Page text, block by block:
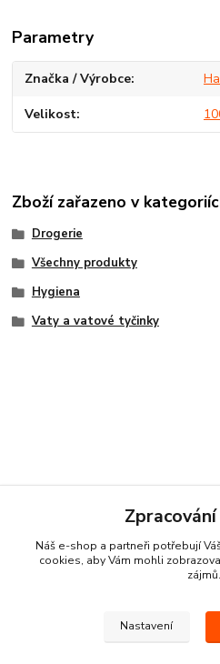
Parametry
Značka / Výrobce
Velikost
Zboží zařazeno v
Drogerie
Všechny produkty
Hygiena
Vaty a vatové tyčinky
Kontakty
Náš e-shop a partneři potřebují
cookies, aby Vám mohli
zájmů.
Nastavení